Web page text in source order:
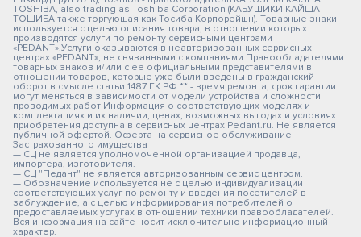
TOSHIBA, also trading as Toshiba Corporation (КАБУШИКИ КАЙША
ТОШИБА также торгующая как Тосиба Корпорейшн). Товарные знаки
используется с целью описания товара, в отношении которых
производятся услуги по ремонту сервисными центрами
«PEDANT».Услуги оказываются в неавторизованных сервисных
центрах «PEDANT», не связанными с компаниями Правообладателями
товарных знаков и/или с ее официальными представителями в
отношении товаров, которые уже были введены в гражданский
оборот в смысле статьи 1487 ГК РФ ** - время ремонта, срок гарантии
могут меняться в зависимости от модели устройства и сложности
проводимых работ Информация о соответствующих моделях и
комплектациях и их наличии, ценах, возможных выгодах и условиях
приобретения доступна в сервисных центрах Pedant.ru. Не является
публичной офертой. Оферта на сервисное обслуживание
Застрахованного имущества
— СЦ не является уполномоченной организацией продавца,
импортера, изготовителя.
— СЦ "Педант" не является авторизованным сервис центром.
— Обозначение используется не с целью индивидуализации
соответствующих услуг по ремонту и введения посетителей в
заблуждение, а с целью информирования потребителей о
предоставляемых услугах в отношении техники правообладателей.
Вся информация на сайте носит исключительно информационный
характер.